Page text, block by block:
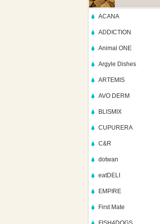
ACANA
ADDICTION
Animal ONE
Argyle Dishes
ARTEMIS
AVO DERM
BLISMIX
CUPURERA
C&R
dotwan
eatDELI
EMPIRE
First Mate